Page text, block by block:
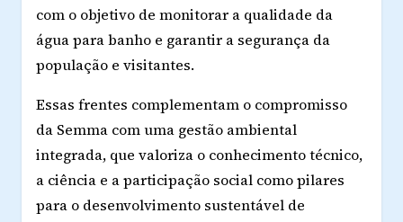
com o objetivo de monitorar a qualidade da
água para banho e garantir a segurança da
população e visitantes.
Essas frentes complementam o compromisso
da Semma com uma gestão ambiental
integrada, que valoriza o conhecimento técnico,
a ciência e a participação social como pilares
para o desenvolvimento sustentável de